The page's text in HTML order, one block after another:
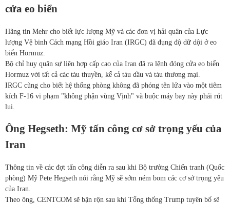
cửa eo biển
Hãng tin Mehr cho biết lực lượng Mỹ và các đơn vị hải quân của Lực
lượng Vệ binh Cách mạng Hồi giáo Iran (IRGC) đã đụng độ dữ dội ở eo
biển Hormuz.
Bộ chỉ huy quân sự liên hợp cấp cao của Iran đã ra lệnh đóng cửa eo biển
Hormuz với tất cả các tàu thuyền, kể cả tàu dầu và tàu thương mại.
IRGC cũng cho biết hệ thống phòng không đã phóng tên lửa vào một tiêm
kích F-16 vi phạm "không phận vùng Vịnh" và buộc máy bay này phải rút
lui.
Ông Hegseth: Mỹ tấn công cơ sở trọng yếu của
Iran
Thông tin về các đợt tấn công diễn ra sau khi Bộ trưởng Chiến tranh (Quốc
phòng) Mỹ Pete Hegseth nói rằng Mỹ sẽ sớm ném bom các cơ sở trọng yếu
của Iran.
Theo ông, CENTCOM sẽ bận rộn sau khi Tổng thống Trump tuyên bố sẽ